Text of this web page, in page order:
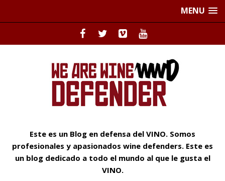
MENU
Este es un Blog en defensa del VINO. Somos
profesionales y apasionados wine defenders. Este es
un blog dedicado a todo el mundo al que le gusta el
VINO.